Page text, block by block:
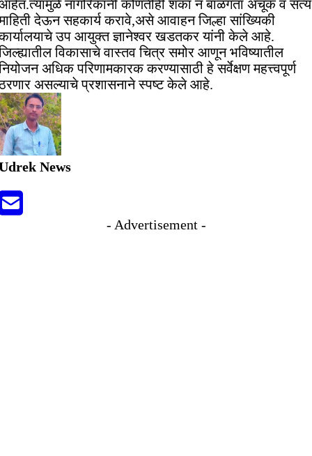
नागरिकांनी कोणतीही शंका न बाळगता अचूक व सत्य
देऊन सहकार्य करावे,असे आवाहन जिल्हा सांख्यिकी
उप आयुक्त ज्ञानेश्वर खडतकर यांनी केले आहे.
विकासाचे वास्तव चित्र समोर आणून भविष्यातील
अधिक परिणामकारक करण्यासाठी हे सर्वेक्षण महत्त्वपूर्ण
असल्याचे प्रशासनाने स्पष्ट केले आहे.
News
- Advertisement -